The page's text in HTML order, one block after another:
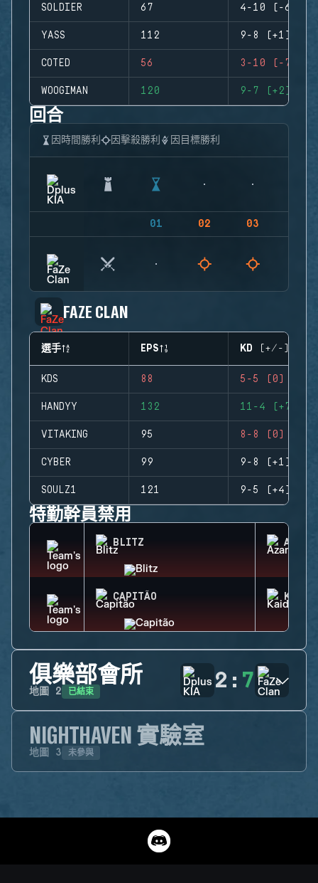
SOLDIER 67 4-10 (-6)
YASS 112 9-8 (+1)
COTED 56 3-10 (-7)
WOOGIMAN 120 9-7 (+2)
回合
因時間勝利 因擊殺勝利 因目標勝利
01 02 03
FAZE CLAN
選手 EPS KD (+/-)
KDS 88 5-5 (0)
HANDYY 132 11-4 (+7)
VITAKING 95 8-8 (0)
CYBER 99 9-8 (+1)
SOULZ1 121 9-5 (+4)
特勤幹員禁用
BLITZ AZAMI
CAPITÃO KAID
俱樂部會所
地圖 2 已結束 2 : 7
NIGHTHAVEN 實驗室
地圖 3 未參與